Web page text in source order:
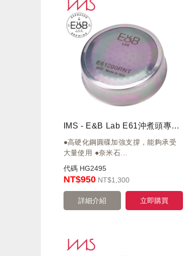
IMS - E&B Lab E61沖煮頭專用加強型精密分水網 - 奈米石英塗層 E61200RNT
●高硬化鋼圓碟加強支撐，能夠承受
大量使用 ●奈米石...
代碼 HG2495
NT$950 NT$1,300
立即購買
詳細介紹